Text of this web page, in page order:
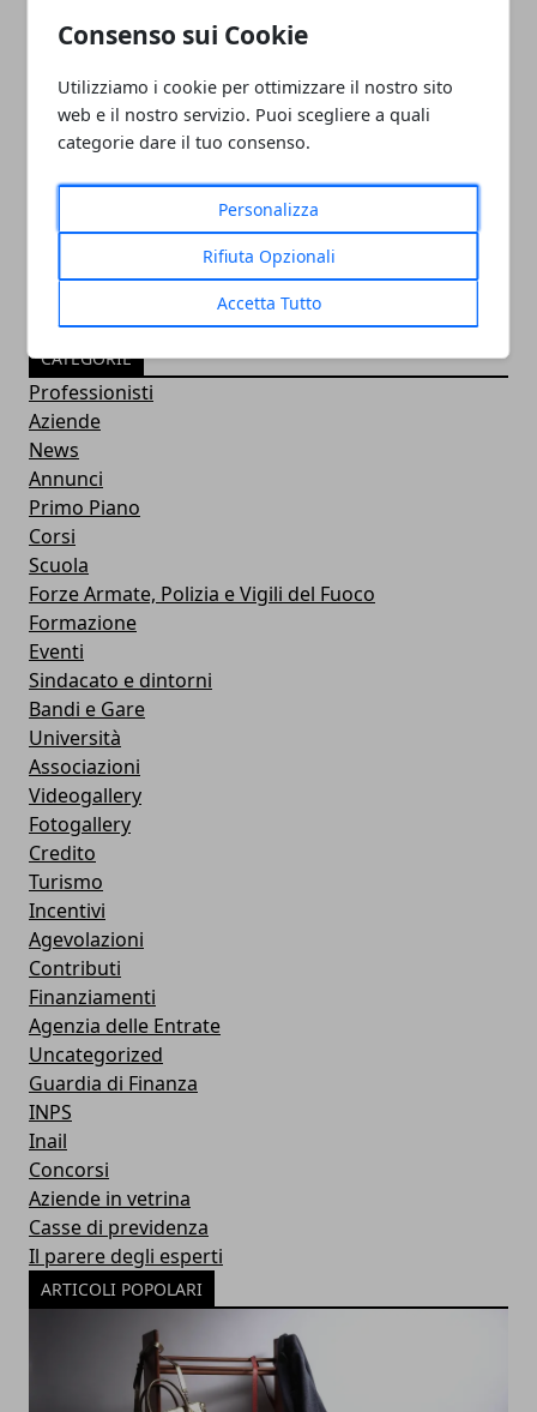
Consenso sui Cookie
Utilizziamo i cookie per ottimizzare il nostro sito
web e il nostro servizio. Puoi scegliere a quali
categorie dare il tuo consenso.
Personalizza
Rifiuta Opzionali
Accetta Tutto
PULITORE COORDINATORE
05/11/2024
CATEGORIE
Professionisti
Aziende
News
Annunci
Primo Piano
Corsi
Scuola
Forze Armate, Polizia e Vigili del Fuoco
Formazione
Eventi
Sindacato e dintorni
Bandi e Gare
Università
Associazioni
Videogallery
Fotogallery
Credito
Turismo
Incentivi
Agevolazioni
Contributi
Finanziamenti
Agenzia delle Entrate
Uncategorized
Guardia di Finanza
INPS
Inail
Concorsi
Aziende in vetrina
Casse di previdenza
Il parere degli esperti
ARTICOLI POPOLARI